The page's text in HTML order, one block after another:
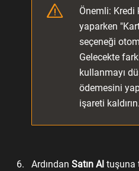
Önemli: Kredi
yaparken
seçeneği
Gelecekte
kullanmayı
ödemesini
işareti kaldırın.
Ardından Satın Al tuşuna